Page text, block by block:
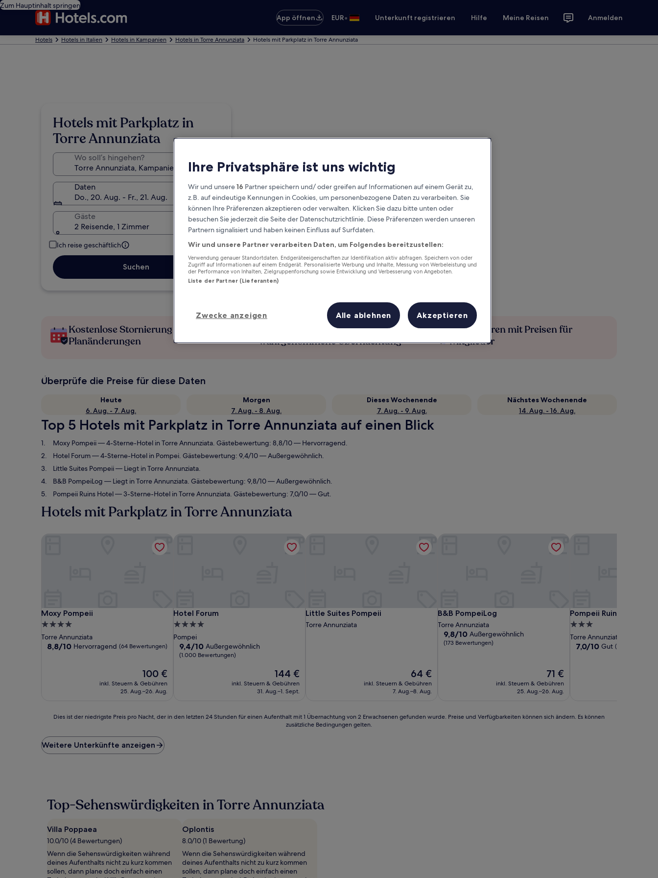
Zum Hauptinhalt springen
App öffnen
EUR• Unterkunft registrieren Hilfe Meine Reisen Anmelden
Hotels Hotels in Italien Hotels in Kampanien Hotels in Torre Annunziata Hotels mit Parkplatz in Torre Annunziata
Hotels mit Parkplatz in
Torre Annunziata
Wo soll’s hingehen?
Daten
Do., 20. Aug. - Fr., 21. Aug.
Gäste
2 Reisende, 1 Zimmer
Ich reise geschäftlich
Suchen
Kostenlose Stornierung bei
Planänderungen
Verdiene Prämien für jede
wahrgenommene Übernachtung
Mehr sparen mit Preisen für
Mitglieder
Überprüfe die Preise für diese Daten
Heute
6. Aug. - 7. Aug.
Morgen
7. Aug. - 8. Aug.
Dieses Wochenende
7. Aug. - 9. Aug.
Nächstes Wochenende
14. Aug. - 16. Aug.
Top 5 Hotels mit Parkplatz in Torre Annunziata auf einen Blick
Moxy Pompeii— 4-Sterne-Hotel in Torre Annunziata. Gästebewertung: 8,8/10 — Hervorragend.
Hotel Forum— 4-Sterne-Hotel in Pompei. Gästebewertung: 9,4/10 — Außergewöhnlich.
Little Suites Pompeii— Liegt in Torre Annunziata.
B&B PompeiLog — Liegt in Torre Annunziata. Gästebewertung: 9,8/10 — Außergewöhnlich.
Pompeii Ruins Hotel— 3-Sterne-Hotel in Torre Annunziata. Gästebewertung: 7,0/10 — Gut.
Hotels mit Parkplatz in Torre Annunziata
Moxy Pompeii
Moxy Pompeii
4.0-
Sterne-
Unterkunft
Torre Annunziata
8.8
8,8/10 Hervorragend (64 Bewertungen)
Der
Preis
beträgt
100 €
inkl. Steuern & Gebühren
25. Aug.–26. Aug.
Hotel Forum
Hotel Forum
4.0-
Sterne-
Unterkunft
Pompei
9.4
von
9,4/10 Außergewöhnlich
(1.000 Bewertungen)
Der
Preis
beträgt
144 €
inkl. Steuern & Gebühren
31. Aug.–1. Sept.
Little Suites Pompeii
Little Suites Pompeii
Torre Annunziata
Der
Preis
beträgt
64 €
inkl. Steuern & Gebühren
7. Aug.–8. Aug.
B&B PompeiLog
B&B PompeiLog
Torre Annunziata
9.8
von
9,8/10 Außergewöhnlich
(173 Bewertungen)
Der
Preis
beträgt
71 €
inkl. Steuern & Gebühren
25. Aug.–26. Aug.
Pompeii Ruins Hotel
Pompeii Ruins Hotel
3.0-
Sterne-
Unterkunft
Torre Annunziata
7.0
7,0/10 Gut (78
der
niedrigste
Preis
letzten
24 Stunden
einen
Aufenthalt
mit
1 Übernachtung
von
2 Erwachsenen
Dies ist der niedrigste Preis pro Nacht, der in den letzten 24 Stunden für einen Aufenthalt mit 1 Übernachtung von 2 Erwachsenen gefunden wurde. Preise und Verfügbarkeiten können sich ändern. Es können
zusätzliche Bedingungen gelten.
Weitere Unterkünfte anzeigen
Top-Sehenswürdigkeiten in Torre Annunziata
Villa Poppaea
10.0/10 (4 Bewertungen)
Wenn die Sehenswürdigkeiten während
deines Aufenthalts nicht zu kurz kommen
sollen, dann plane doch einfach einen
Oplontis
8.0/10 (1 Bewertung)
Wenn die Sehenswürdigkeiten während
deines Aufenthalts nicht zu kurz kommen
sollen, dann plane doch einfach einen
Ihre Privatsphäre ist uns wichtig
Wir und unsere16 Partner speichern und/ oder greifen auf Informationen auf einem Gerät zu,
z.B. auf eindeutige Kennungen in Cookies, um personenbezogene Daten zu verarbeiten. Sie
können Ihre Präferenzen akzeptieren oder verwalten. Klicken Sie dazu bitte unten oder
besuchen Sie jederzeit die Seite der Datenschutzrichtlinie. Diese Präferenzen werden unseren
Partnern signalisiert und haben keinen Einfluss auf Surfdaten.
Wir und unsere Partner verarbeiten Daten, um Folgendes bereitzustellen:
Verwendung genauer Standortdaten. Endgeräteeigenschaften zur Identifikation aktiv abfragen. Speichern von oder
Zugriff auf Informationen auf einem Endgerät. Personalisierte Werbung und Inhalte, Messung von Werbeleistung und
der Performance von Inhalten, Zielgruppenforschung sowie Entwicklung und Verbesserung von Angeboten.
Liste der Partner (Lieferanten)
Zwecke anzeigen Alle ablehnen Akzeptieren